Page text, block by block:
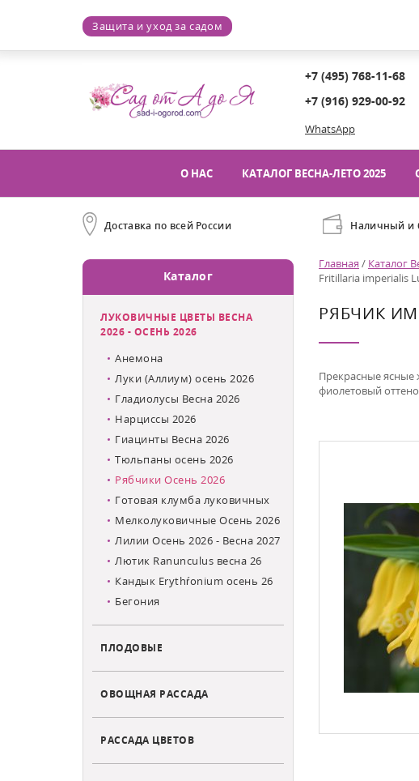
Защита и уход за садом
+7 (495) 768-11-68
+7 (916) 929-00-92
WhatsApp
О НАС КАТАЛОГ ВЕСНА-ЛЕТО 2025
Доставка по всей России Наличный и
Каталог
ЛУКОВИЧНЫЕ ЦВЕТЫ ВЕСНА
2026 - ОСЕНЬ 2026
Анемона
Луки (Аллиум) осень 2026
Гладиолусы Весна 2026
Нарциссы 2026
Гиацинты Весна 2026
Тюльпаны осень 2026
Рябчики Осень 2026
Готовая клумба луковичных
Мелколуковичные Осень 2026
Лилии Осень 2026 - Весна 2027
Лютик Ranunculus весна 26
Кандык Erythŕonium осень 26
Бегония
ПЛОДОВЫЕ
ОВОЩНАЯ РАССАДА
РАССАДА ЦВЕТОВ
Главная / Каталог
Fritillaria imperialis
РЯБЧИК
Прекрасные
фиолетовый